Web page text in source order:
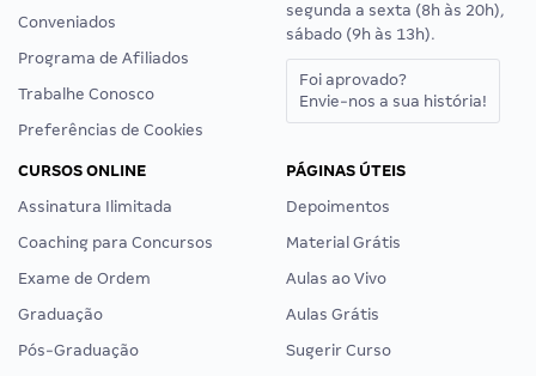
Conveniados
Programa de Afiliados
Trabalhe Conosco
Preferências de Cookies
segunda a sexta (8h às 20h),
sábado (9h às 13h).
Foi aprovado?
Envie-nos a sua história!
CURSOS ONLINE
Assinatura Ilimitada
Coaching para Concursos
Exame de Ordem
Graduação
Pós-Graduação
PÁGINAS ÚTEIS
Depoimentos
Material Grátis
Aulas ao Vivo
Aulas Grátis
Sugerir Curso